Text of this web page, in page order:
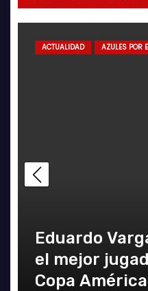
ACTUALIDAD AZULES POR
Eduardo
el mejor
Copa América